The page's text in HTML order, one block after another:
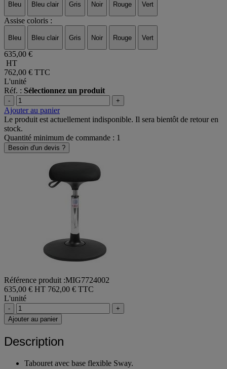
Bleu Bleu clair Gris Noir Rouge Vert
Assise coloris :
Bleu Bleu clair Gris Noir Rouge Vert
635,00 €
HT
762,00 € TTC
L'unité
Réf. : Sélectionnez un produit
- +
Ajouter au panier
Le produit est actuellement indisponible. Il sera bientôt de retour en
stock.
Quantité minimum de commande : 1
Besoin d'un devis ?
Référence produit :MIG7724002
635,00 € HT 762,00 € TTC
L'unité
-
+
Ajouter au panier
Description
Tabouret avec base flexible Sway.